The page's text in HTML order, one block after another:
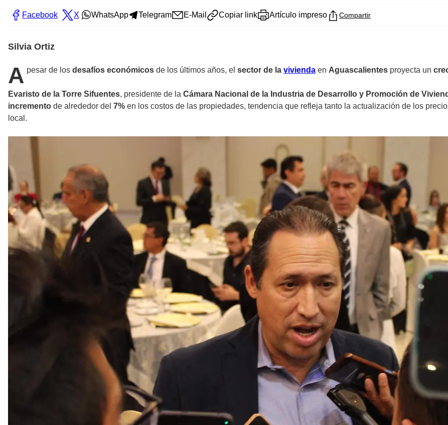
Facebook X WhatsApp Telegram E-Mail Copiar link Artículo impreso Compartir
Silvia Ortiz
A pesar de los desafíos económicos de los últimos años, el sector de la vivienda en Aguascalientes proyecta un
Evaristo de la Torre Sifuentes, presidente de la Cámara Nacional de la Industria de Desarrollo y Promoción de
incremento de alrededor del 7% en los costos de las propiedades, tendencia que refleja tanto la actualización de los
local.